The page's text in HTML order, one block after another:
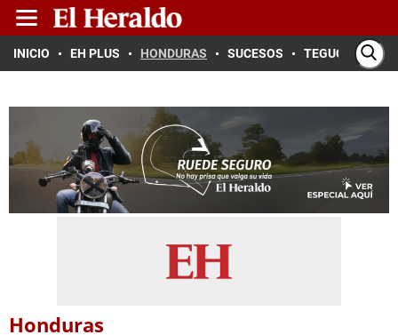
INICIO EH PLUS HONDURAS SUCESOS TEGUCIGALPA
Honduras